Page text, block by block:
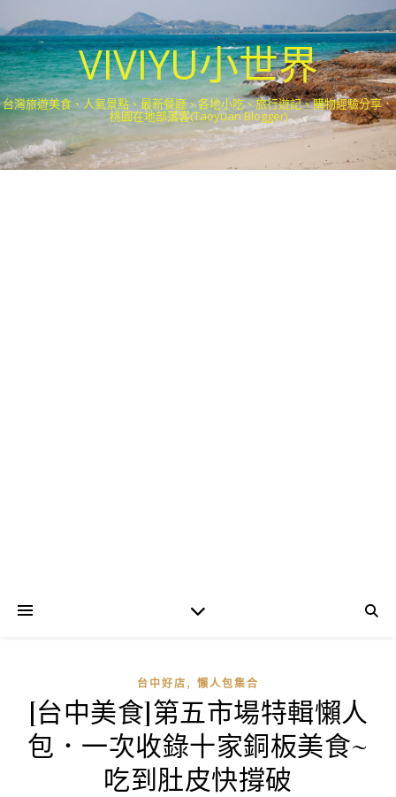
VIVIYU小世界
台灣旅遊美食、人氣景點、最新餐廳、各地小吃、旅行遊記、購物經驗分享．
桃園在地部落客(Taoyuan Blogger)
台中好店 , 懶人包集合
[台中美食]第五市場特輯懶人
包．一次收錄十家銅板美食~
吃到肚皮快撐破